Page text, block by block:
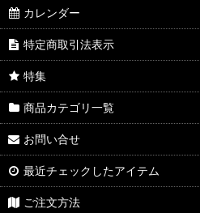
金管楽器
リード
マウスピース＆リガチャー
楽器関連小物
お手入れ用品
打楽器
中古楽器情報
オリジナルブランドHamars(ハマーズ)
カレンダー
特定商取引法表示
特集
商品カテゴリ一覧
お問い合せ
最近チェックしたアイテム
ご注文方法